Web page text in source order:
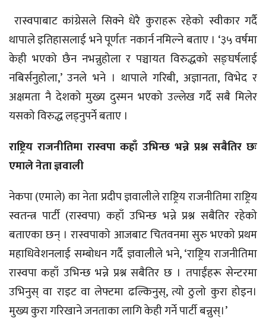
रास्वपाबाट कांग्रेसले सिक्ने धेरै कुराहरू रहेको स्वीकार गर्दै
थापाले इतिहासलाई भने पूर्णतः नकार्न नमिल्ने बताए । ‘३५ वर्षमा
केही भएको छैन नभन्नुहोला र पञ्चायत विरुद्धको सङ्घर्षलाई
नबिर्सनुहोला,’ उनले भने । थापाले गरिबी, अज्ञानता, विभेद र
अक्षमता नै देशको मुख्य दुस्मन भएको उल्लेख गर्दै सबै मिलेर
यसको विरुद्ध लड्नुपर्ने बताए ।
राष्ट्रिय राजनीतिमा रास्वपा कहाँ उभिन्छ भन्ने प्रश्न सबैतिर छः
एमाले नेता ज्ञवाली
नेकपा (एमाले) का नेता प्रदीप ज्ञवालीले राष्ट्रिय राजनीतिमा राष्ट्रिय
स्वतन्त्र पार्टी (रास्वपा) कहाँ उभिन्छ भन्ने प्रश्न सबैतिर रहेको
बताएका छन् । रास्वपाको आजबाट चितवनमा सुरु भएको प्रथम
महाधिवेशनलाई सम्बोधन गर्दै ज्ञवालीले भने, ‘राष्ट्रिय राजनीतिमा
रास्वपा कहाँ उभिन्छ भन्ने प्रश्न सबैतिर छ । तपाईंहरू सेन्टरमा
उभिनुस् वा राइट वा लेफ्टमा ढल्किनुस्, त्यो ठुलो कुरा होइन।
मुख्य कुरा गरिखाने जनताका लागि केही गर्ने पार्टी बन्नुस्।’